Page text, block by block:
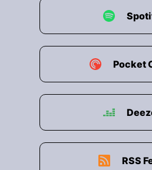
Geld?
00:00:51: Wie hoch ist das
00:00:54: Und was sagt die
Arbeit dazu und was hat sie
sagen.
00:00:58: So, also wichtig
zusammengefasst für
schnell haben wollen aber
dran zu bleiben weil er
verpasst und zwar Es gibt
Pocket
RSS